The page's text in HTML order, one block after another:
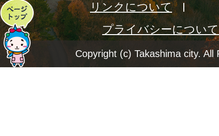
ペ
ー
ジ
リンクについて
プライバシーについて
Copyright (c) Takashima city. All